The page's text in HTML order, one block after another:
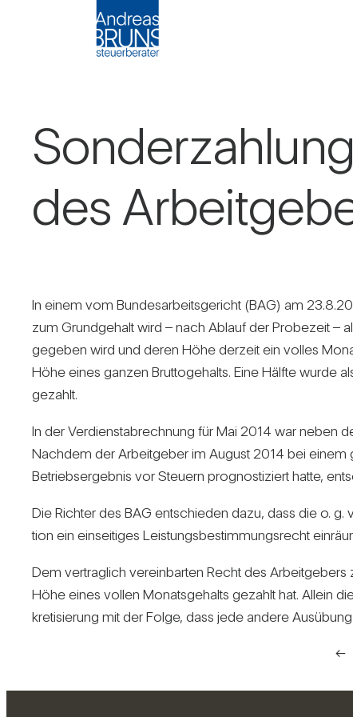
des
In einem vom Bun­des­ar­beits­ge­richt (BAG) am
zum Grund­ge­halt wird – nach Ablauf der Pro­be­zeit –
gegeben wird und deren Höhe der­zeit ein volles
Höhe eines ganzen Brut­to­ge­halts. Eine Hälfte wurde
gezahlt.
In der Ver­dienst­ab­rech­nung für Mai 2014 war neben
Nachdem der Arbeit­geber im August 2014 bei
Betriebs­er­gebnis vor Steuern pro­gnos­ti­ziert hatte,
Die Richter des BAG ent­schieden dazu, dass die o.
tion ein ein­sei­tiges Leis­tungs­be­stim­mungs­recht
Dem ver­trag­lich ver­ein­barten Recht des Arbeit­ge­bers
Höhe eines vollen Monats­ge­halts gezahlt hat. Allein
kre­ti­sie­rung mit der Folge, dass jede andere
←